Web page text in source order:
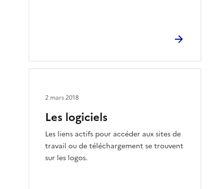
Les logiciels
Les liens actifs pour accéder aux sites de
travail ou de téléchargement se trouvent
sur les logos.
2 mars 2018